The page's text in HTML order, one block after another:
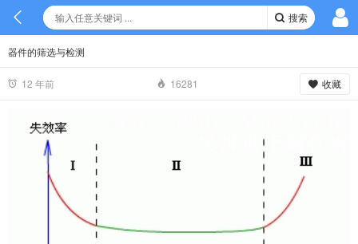
搜索
器件的筛选与检测
12 年前 16281 收藏